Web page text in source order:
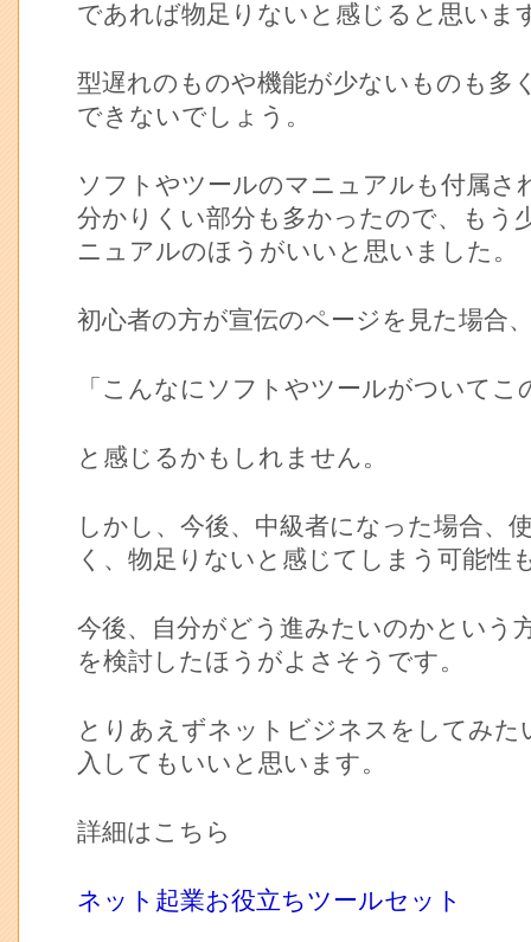
であれば物足りないと感じると思いま
型遅れのものや機能が少ないものも多
できないでしょう。
ソフトやツールのマニュアルも付属さ
分かりくい部分も多かったので、もう
ニュアルのほうがいいと思いました。
初心者の方が宣伝のページを見た場合
「こんなにソフトやツールがついてこ
と感じるかもしれません。
しかし、今後、中級者になった場合、
く、物足りないと感じてしまう可能性
今後、自分がどう進みたいのかという
を検討したほうがよさそうです。
とりあえずネットビジネスをしてみた
入してもいいと思います。
詳細はこちら
ネット起業お役立ちツールセット